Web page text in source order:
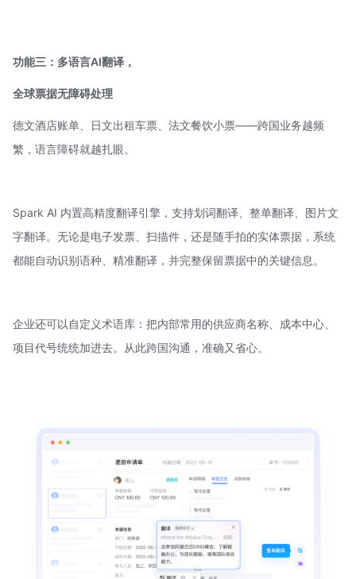
功能三：多语言AI翻译，
全球票据无障碍处理
德文酒店账单、日文出租车票、法文餐饮小票——跨国业务越频
繁，语言障碍就越扎眼。
Spark AI 内置高精度翻译引擎，支持划词翻译、整单翻译、图片文
字翻译。无论是电子发票、扫描件，还是随手拍的实体票据，系统
都能自动识别语种、精准翻译，并完整保留票据中的关键信息。
企业还可以自定义术语库：把内部常用的供应商名称、成本中心、
项目代号统统加进去。从此跨国沟通，准确又省心。